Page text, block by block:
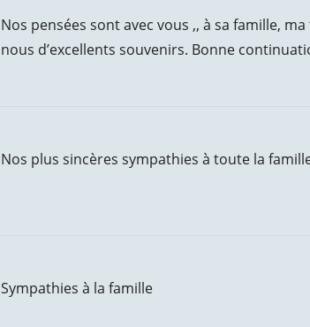
Nos pensées sont avec vous ,, à sa famille,
nous d’excellents souvenirs. Bonne
Nos plus sincères sympathies à toute la
Sympathies à la famille